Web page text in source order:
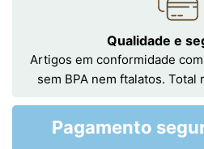
Qualidade e
Artigos em conformidade
sem BPA nem ftalatos.
Pagamento